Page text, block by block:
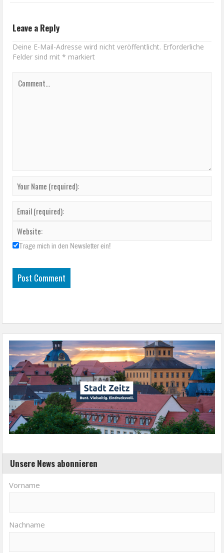
Leave a Reply
Deine E-Mail-Adresse wird nicht veröffentlicht. Erforderliche
Felder sind mit* markiert
Trage mich in den Newsletter ein!
Unsere News abonnieren
Vorname
Nachname